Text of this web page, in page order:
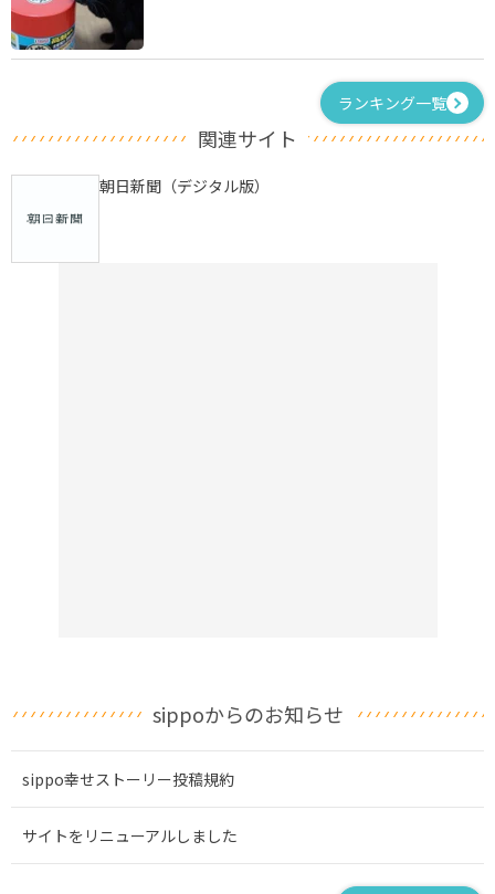
ランキング一覧
関連サイト
朝日新聞（デジタル版）
sippoからのお知らせ
sippo幸せストーリー投稿規約
サイトをリニューアルしました